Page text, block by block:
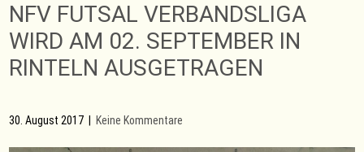
NFV FUTSAL VERBANDSLIGA
WIRD AM 02. SEPTEMBER IN
RINTELN AUSGETRAGEN
30. August 2017 Keine Kommentare